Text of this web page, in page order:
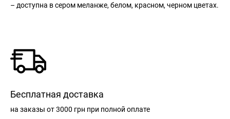
– доступна в сером меланже, белом, красном, черном цветах.
Бесплатная доставка
на заказы от 3000 грн при полной оплате